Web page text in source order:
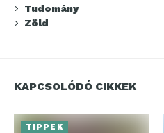
Tudomány
Zöld
KAPCSOLÓDÓ CIKKEK
TIPPEK